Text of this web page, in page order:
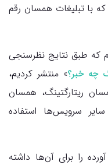
با تبلیغات همسان رقم
که طبق نتایج نظرسنجی
چه خبر؟» منتشر کردیم،
۳ سرویس همسان ریتارگتینگ، همسان
سرویس‌ها استفاده
را برای آن‌ها داشته